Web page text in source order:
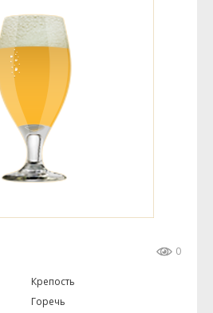
0
Крепость
Горечь